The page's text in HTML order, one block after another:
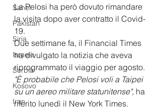
Sahel
Pakistan
Siria
Israele
Serbia
Kosovo
Iran
La Pelosi ha però dovuto rimandare
la visita dopo aver contratto il Covid-
19.
Due settimane fa, il Financial Times
ha divulgato la notizia che aveva
riprogrammato il viaggio per agosto.
"È probabile che Pelosi voli a Taipei
su un aereo militare statunitense", ha
riferito lunedì il New York Times.